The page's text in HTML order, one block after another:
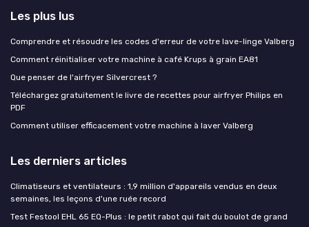
Les plus lus
Comprendre et résoudre les codes d'erreur de votre lave-linge Valberg
Comment réinitialiser votre machine à café Krups à grain EA81
Que penser de l'airfryer Silvercrest ?
Téléchargez gratuitement le livre de recettes pour airfryer Philips en
PDF
Comment utiliser efficacement votre machine à laver Valberg
Les derniers articles
Climatiseurs et ventilateurs : 1,9 million d'appareils vendus en deux
semaines, les leçons d'une ruée record
Test Festool EHL 65 EQ-Plus : le petit rabot qui fait du boulot de grand